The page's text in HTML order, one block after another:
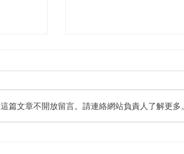
這篇文章不開放留言。請連絡網站負責人了解更多。